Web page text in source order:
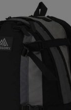
方はこちら